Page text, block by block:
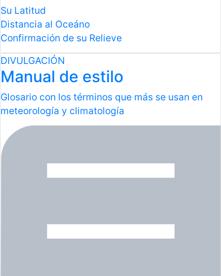
Su Latitud
Distancia al Oceáno
Confirmación de su Relieve
DIVULGACIÓN
Manual de estilo
Glosario con los términos que más se usan en
meteorología y climatología